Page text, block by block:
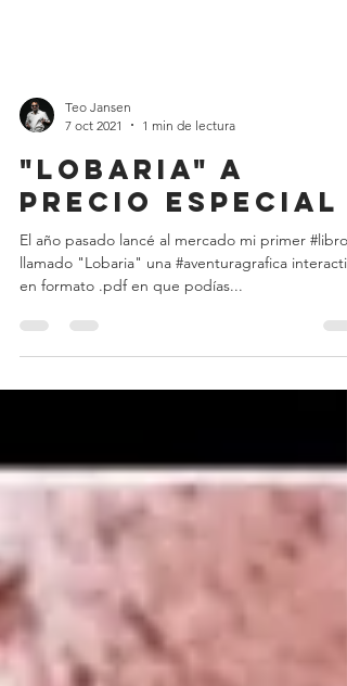
Teo Jansen
7 oct 2021
1 min de lectura
"Lobaria" a
precio especial
llamado "Lobaria" una #aventuragrafica
en formato .pdf en que podías...